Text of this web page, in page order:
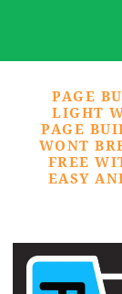
PAGE
LIGHT
PAGE
WONT
FREE
EASY